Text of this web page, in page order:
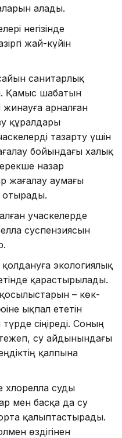
алады.
негізінде
жай-күйін
санитарлық
Қамыс шабатын
жинауға арналған
құралдары
тазарту үшін
бойындағы халық
назар
жағалау аумағы
отырады.
учаскелерде
суспензиясын
экологиялық
қарастырылады.
– көк-
ықпал ететін
сіңіреді. Соның
тежеп, су айдынындағы
қалпына
хлорелла суды
мен басқа да су
қалыптастырады.
өздігінен